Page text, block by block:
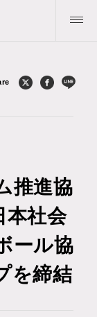
推進協
本社会
ール協
を締結